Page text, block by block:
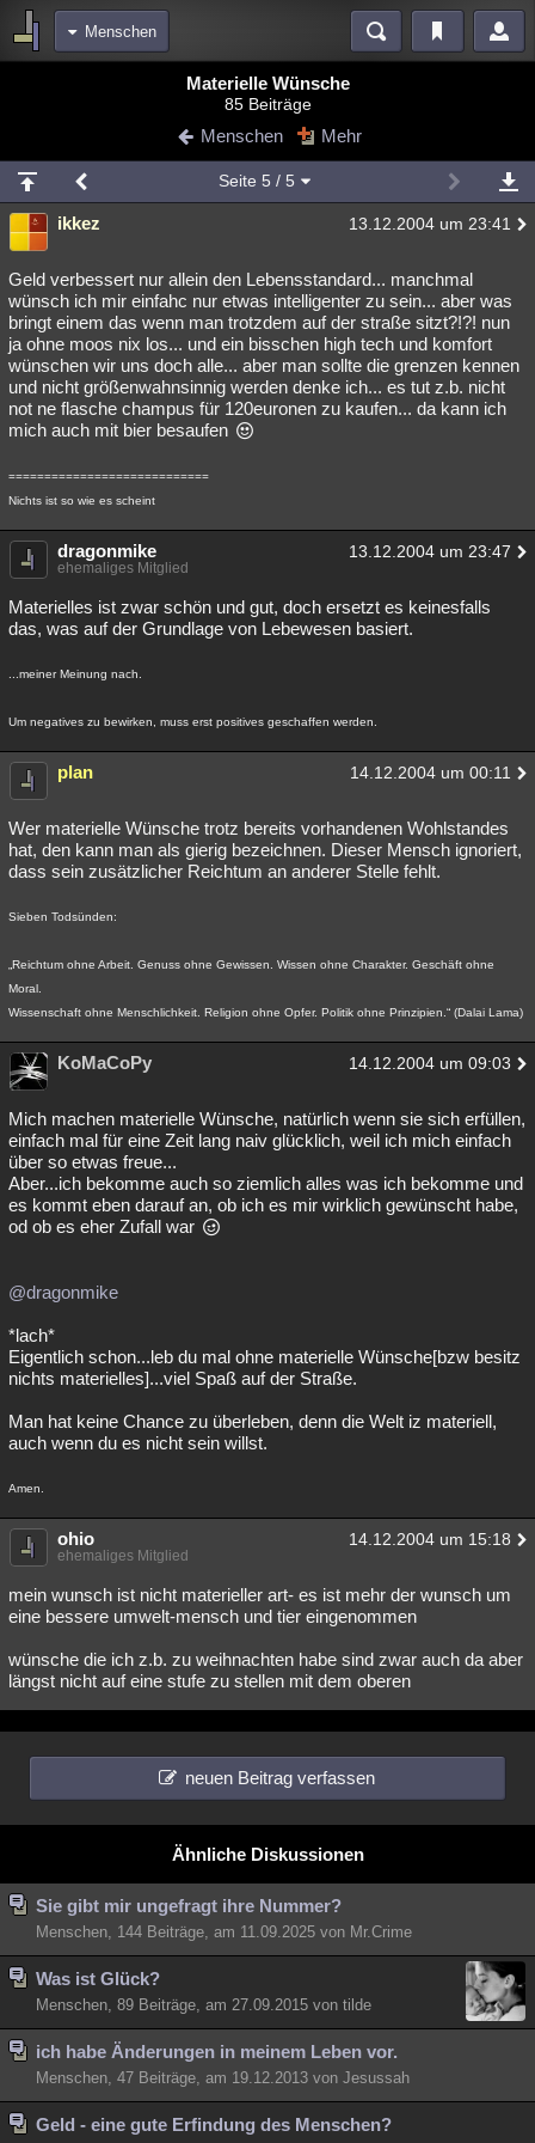
Menschen
Blogs
Chat Wiki Neuigkeiten
meine Rubriken
Menschen Mystery Kriminalfälle
Spiritualität Verschwörungen Technologie Ufologie
Natur Umfragen Unterhaltung
weitere Rubriken
Philosophie Träume Orte Esoterik Literatur
Astronomie Helpdesk Gruppen
Besucht Teilgenommen Geschlossen
Lesenswert Schlüsselwörter
Materielle Wünsche
85 Beiträge
Menschen Mehr
Seite 5 / 5
ikkez 13.12.2004 um 23:41
Geld verbessert nur allein den Lebensstandard... manchmal
wünsch ich mir einfahc nur etwas intelligenter zu sein... aber was
bringt einem das wenn man trotzdem auf der straße sitzt?!?! nun
ja ohne moos nix los... und ein bisschen high tech und komfort
wünschen wir uns doch alle... aber man sollte die grenzen kennen
und nicht größenwahnsinnig werden denke ich... es tut z.b. nicht
not ne flasche champus für 120euronen zu kaufen... da kann ich
mich auch mit bier besaufen
============================
Nichts ist so wie es scheint
dragonmike 13.12.2004 um 23:47
ehemaliges Mitglied
Materielles ist zwar schön und gut, doch ersetzt es keinesfalls
das, was auf der Grundlage von Lebewesen basiert.
...meiner Meinung nach.
Um negatives zu bewirken, muss erst positives geschaffen werden.
plan 14.12.2004 um 00:11
Wer materielle Wünsche trotz bereits vorhandenen Wohlstandes
hat, den kann man als gierig bezeichnen. Dieser Mensch ignoriert,
dass sein zusätzlicher Reichtum an anderer Stelle fehlt.
Sieben Todsünden:
„Reichtum ohne Arbeit. Genuss ohne Gewissen. Wissen ohne Charakter. Geschäft ohne
Moral.
Wissenschaft ohne Menschlichkeit. Religion ohne Opfer. Politik ohne Prinzipien.“ (Dalai Lama)
KoMaCoPy 14.12.2004 um 09:03
Mich machen materielle Wünsche, natürlich wenn sie sich erfüllen,
einfach mal für eine Zeit lang naiv glücklich, weil ich mich einfach
über so etwas freue...
Aber...ich bekomme auch so ziemlich alles was ich bekomme und
es kommt eben darauf an, ob ich es mir wirklich gewünscht habe,
od ob es eher Zufall war
@dragonmike
*lach*
Eigentlich schon...leb du mal ohne materielle Wünsche[bzw besitz
nichts materielles]...viel Spaß auf der Straße.
Man hat keine Chance zu überleben, denn die Welt iz materiell,
auch wenn du es nicht sein willst.
Amen.
ohio 14.12.2004 um 15:18
ehemaliges Mitglied
mein wunsch ist nicht materieller art- es ist mehr der wunsch um
eine bessere umwelt-mensch und tier eingenommen
wünsche die ich z.b. zu weihnachten habe sind zwar auch da aber
längst nicht auf eine stufe zu stellen mit dem oberen
neuen Beitrag verfassen
Ähnliche Diskussionen
Sie gibt mir ungefragt ihre Nummer?
Menschen, 144 Beiträge, am 11.09.2025 von Mr.Crime
Was ist Glück?
Menschen, 89 Beiträge, am 27.09.2015 von tilde
ich habe Änderungen in meinem Leben vor.
Menschen, 47 Beiträge, am 19.12.2013 von Jesussah
Geld - eine gute Erfindung des Menschen?